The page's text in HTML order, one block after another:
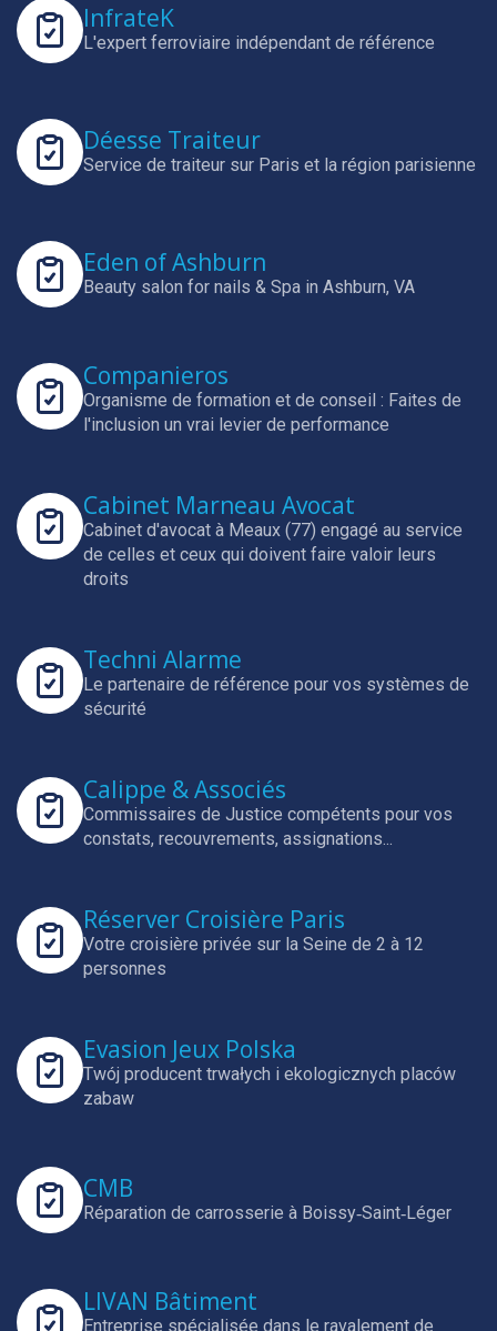
InfrateK
L'expert ferroviaire indépendant de référence
Déesse Traiteur
Service de traiteur sur Paris et la région parisienne
Eden of Ashburn
Beauty salon for nails & Spa in Ashburn, VA
Companieros
Organisme de formation et de conseil : Faites de
l'inclusion un vrai levier de performance
Cabinet Marneau Avocat
Cabinet d'avocat à Meaux (77) engagé au service
de celles et ceux qui doivent faire valoir leurs
droits
Techni Alarme
Le partenaire de référence pour vos systèmes de
sécurité
Calippe & Associés
Commissaires de Justice compétents pour vos
constats, recouvrements, assignations...
Réserver Croisière Paris
Votre croisière privée sur la Seine de 2 à 12
personnes
Evasion Jeux Polska
Twój producent trwałych i ekologicznych placów
zabaw
CMB
Réparation de carrosserie à Boissy‑Saint‑Léger
LIVAN Bâtiment
Entreprise spécialisée dans le ravalement de